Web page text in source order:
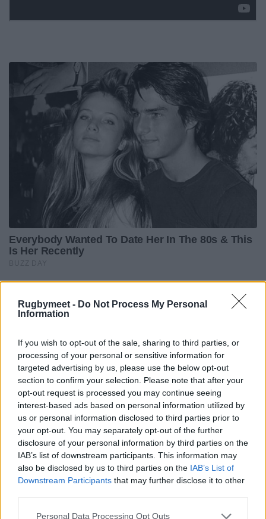
Rugbymeet - Do Not Process My Personal
Information
If you wish to opt-out of the sale, sharing to third parties, or
processing of your personal or sensitive information for
targeted advertising by us, please use the below opt-out
section to confirm your selection. Please note that after your
opt-out request is processed you may continue seeing
interest-based ads based on personal information utilized by
us or personal information disclosed to third parties prior to
your opt-out. You may separately opt-out of the further
disclosure of your personal information by third parties on the
IAB’s list of downstream participants. This information may
also be disclosed by us to third parties on the IAB’s List of
Downstream Participants that may further disclose it to other
Personal Data Processing Opt Outs